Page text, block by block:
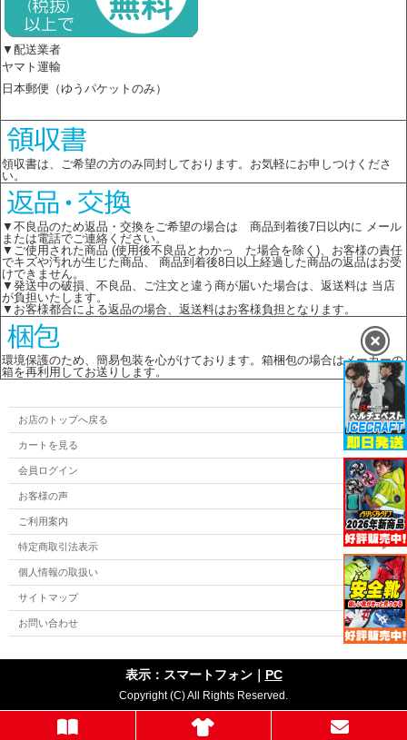
▼配送業者
ヤマト運輸
日本郵便（ゆうパケットのみ）
領収書は、ご希望の方のみ同封しております。お気軽にお申しつけくださ
い。
▼不良品のため返品・交換をご希望の場合は 商品到着後7日以内に メール
または電話でご連絡ください。
▼ご使用された商品 (使用後不良品とわかっ た場合を除く)、お客様の責任
でキズや汚れが生じた商品、 商品到着後8日以上経過した商品の返品はお受
けできません。
▼発送中の破損、不良品、ご注文と違う商が届いた場合は、返送料は 当店
が負担いたします。
▼お客様都合による返品の場合、返送料はお客様負担となります。
環境保護のため、簡易包装を心がけております。箱梱包の場合はメーカーの
箱を再利用してお送りします。
お店のトップへ戻る
カートを見る
会員ログイン
お客様の声
ご利用案内
特定商取引法表示
個人情報の取扱い
サイトマップ
お問い合わせ
表示：スマートフォン｜ PC
Copyright (C) All Rights Reserved.